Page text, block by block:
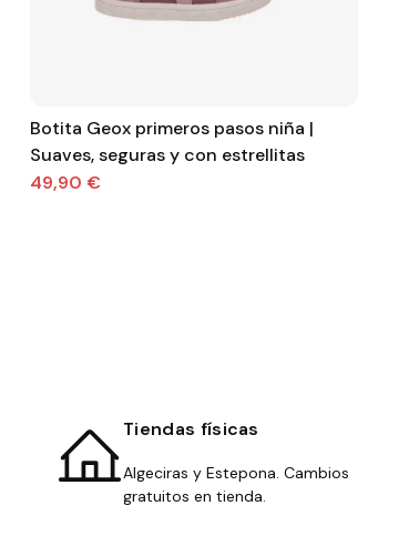
Botita Geox primeros pasos niña |
Suaves, seguras y con estrellitas
49,90 €
Tiendas físicas
Algeciras y Estepona. Cambios
gratuitos en tienda.